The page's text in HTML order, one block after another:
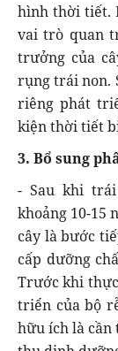
hình thời tiết.
vai trò quan
trưởng của
rụng trái non.
riêng phát
kiện thời tiết
3. Bổ sung
- Sau khi
khoảng 10-15
cây là bước
cấp dưỡng
Trước khi
triển của bộ
hữu ích là cần